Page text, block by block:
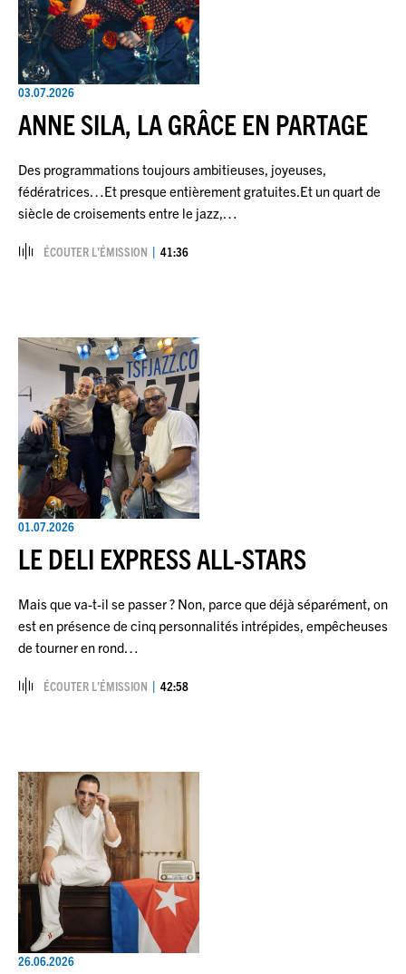
03.07.2026
ANNE SILA, LA GRÂCE EN PARTAGE
Des programmations toujours ambitieuses, joyeuses,
fédératrices…Et presque entièrement gratuites.Et un quart de
siècle de croisements entre le jazz,…
ÉCOUTER L’ÉMISSION 41:36
01.07.2026
LE DELI EXPRESS ALL-STARS
Mais que va-t-il se passer ? Non, parce que déjà séparément, on
est en présence de cinq personnalités intrépides, empêcheuses
de tourner en rond…
ÉCOUTER L’ÉMISSION 42:58
26.06.2026